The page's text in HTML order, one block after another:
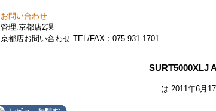
お問い合わせ
管理:京都店2課
京都店お問い合わせ TEL/FAX：075-931-1701
SURT5000XLJ
は 2011年6月